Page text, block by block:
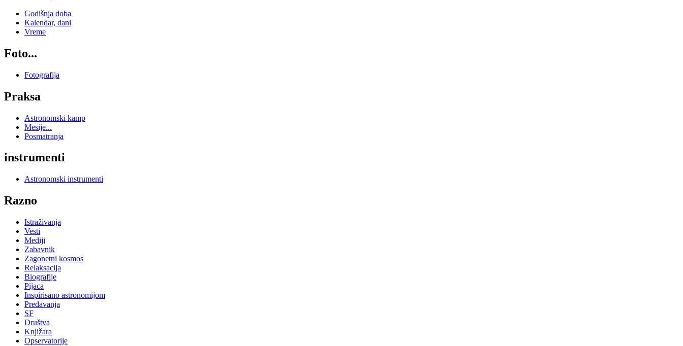
Godišnja doba
Kalendar, dani
Vreme
Foto...
Fotografija
Praksa
Astronomski kamp
Mesije...
Posmatranja
instrumenti
Astronomski instrumenti
Razno
Istraživanja
Vesti
Mediji
Zabavnik
Zagonetni kosmos
Relaksacija
Biografije
Pijaca
Inspirisano astronomijom
Predavanja
SF
Društva
Knjižara
Opservatorije